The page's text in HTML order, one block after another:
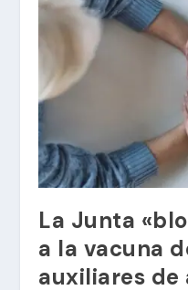
La Junta
a la vacuna
auxiliares de